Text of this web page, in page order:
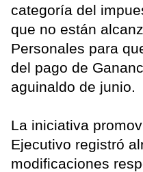
categoría del
que no están
Personales para
del pago de
aguinaldo de junio.
La iniciativa
Ejecutivo registró
modificaciones